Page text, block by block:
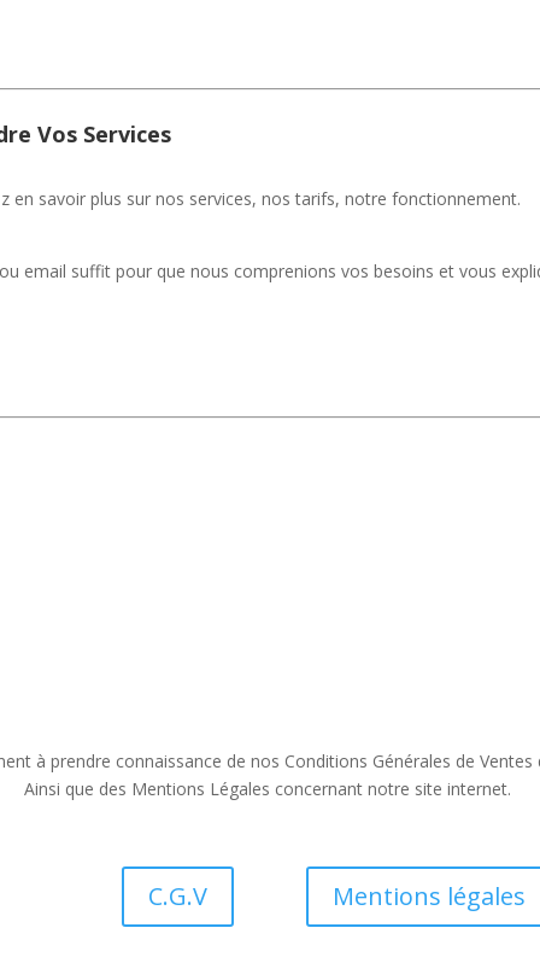
Vos Services
en savoir plus sur nos services, nos tarifs, notre fonctionnement.
email suffit pour que nous comprenions vos besoins et vous
à prendre connaissance de nos Conditions Générales de Ventes
Ainsi que des Mentions Légales concernant notre site internet.
C.G.V Mentions légales